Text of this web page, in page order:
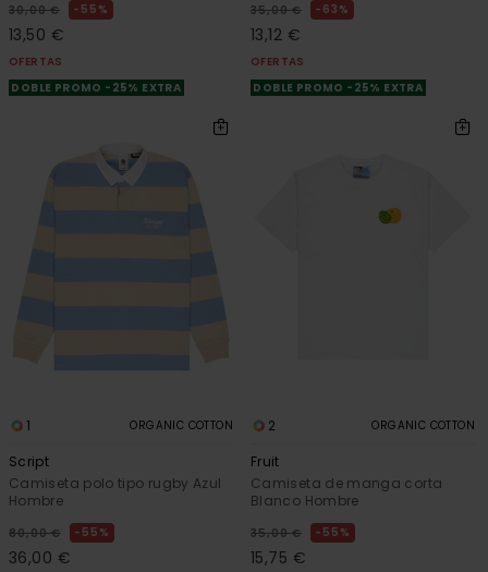
30,00 € 55%
13,50 €
OFERTAS
DOBLE PROMO -25% EXTRA
35,00 € 63%
13,12 €
OFERTAS
DOBLE PROMO -25% EXTRA
1 ORGANIC COTTON
Script
Camiseta polo tipo rugby Azul
Hombre
80,00 € 55%
36,00 €
2 ORGANIC COTTON
Fruit
Camiseta de manga corta
Blanco Hombre
35,00 € 55%
15,75 €